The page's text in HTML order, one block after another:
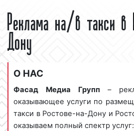
Реклама на/в такси
Дону
О НАС
Фасад Медиа Групп –
оказывающее услуги по
такси в Ростове-на-Дону и
оказываем полный спектр услуг: